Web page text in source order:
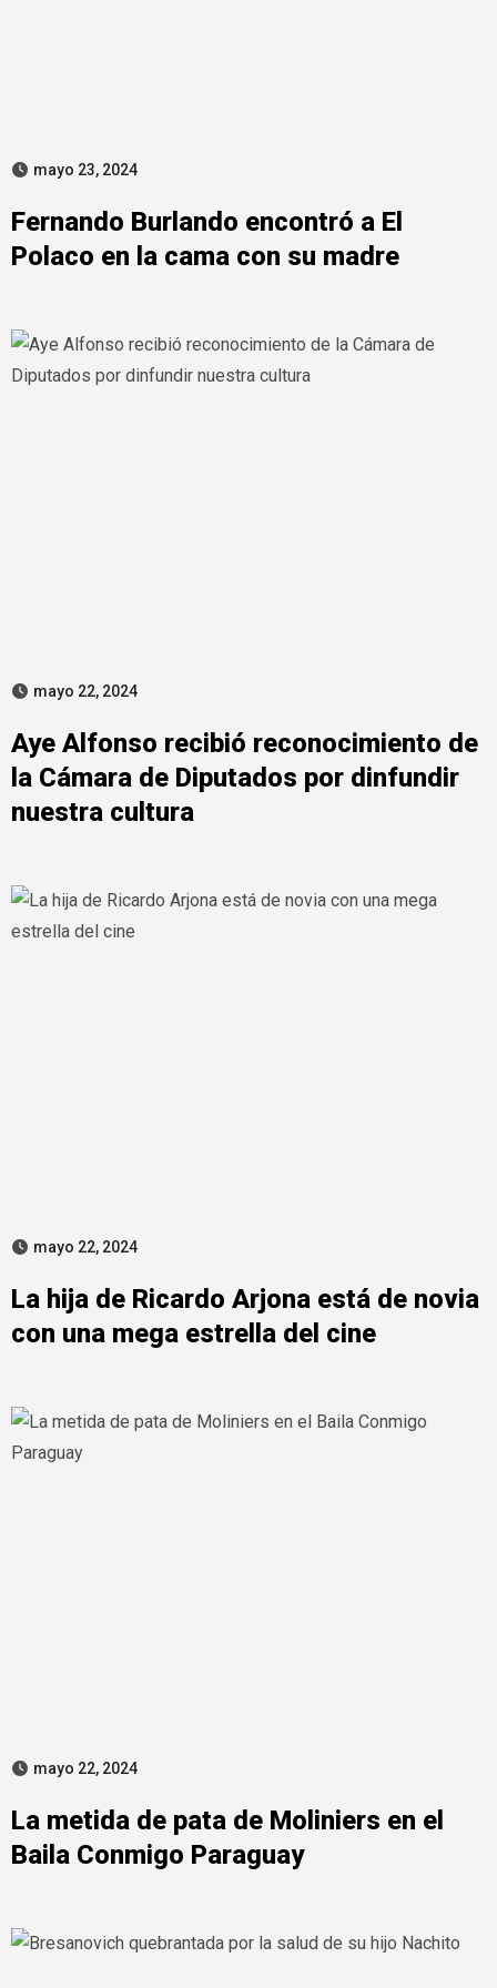
mayo 23, 2024
Fernando Burlando encontró a El
Polaco en la cama con su madre
mayo 22, 2024
Aye Alfonso recibió reconocimiento de
la Cámara de Diputados por dinfundir
nuestra cultura
mayo 22, 2024
La hija de Ricardo Arjona está de novia
con una mega estrella del cine
mayo 22, 2024
La metida de pata de Moliniers en el
Baila Conmigo Paraguay